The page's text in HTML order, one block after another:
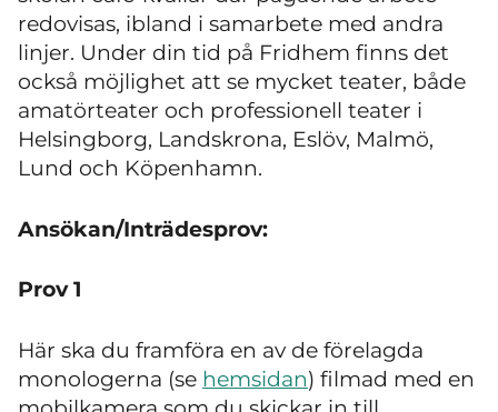
redovisas, ibland i samarbete med andra
linjer. Under din tid på Fridhem finns det
också möjlighet att se mycket teater, både
amatörteater och professionell teater i
Helsingborg, Landskrona, Eslöv, Malmö,
Lund och Köpenhamn.
Ansökan/Inträdesprov:
Prov 1
Här ska du framföra en av de förelagda
monologerna (se hemsidan) filmad med en